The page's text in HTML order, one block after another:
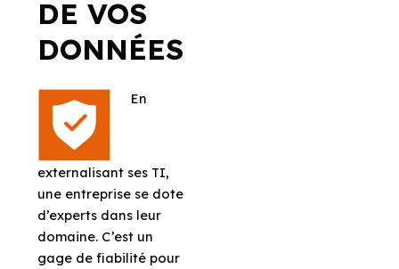
DE VOS
DONNÉES
En
externalisant ses TI,
une entreprise se dote
d’experts dans leur
domaine. C’est un
gage de fiabilité pour